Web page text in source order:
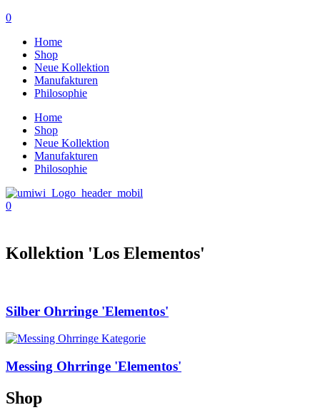
0
Home
Shop
Neue Kollektion
Manufakturen
Philosophie
Home
Shop
Neue Kollektion
Manufakturen
Philosophie
0
Kollektion 'Los Elementos'
Silber Ohrringe 'Elementos'
Messing Ohrringe 'Elementos'
Shop